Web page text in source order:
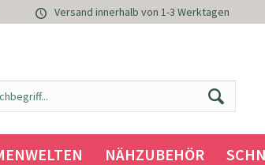
Versand innerhalb von 1-3 Werktagen
NÄHZUBEHÖR